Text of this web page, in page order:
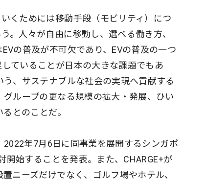
くためには移動手段（モビリティ）につ
。人々が自由に移動し、選べる働き方、
の普及が不可欠であり、EVの普及の一つ
ていることが日本の大きな課題でもあ
、サステナブルな社会の実現へ貢献する
ループの更なる規模の拡大・発展、ひい
とのことだ。
年7月6日に同事業を展開するシンガポ
開始することを発表。また、CHARGE+が
ニーズだけでなく、ゴルフ場やホテル、